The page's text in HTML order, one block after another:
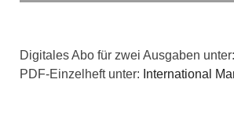
Digitales Abo für zwei Ausgaben unter:
PDF-Einzelheft unter: International